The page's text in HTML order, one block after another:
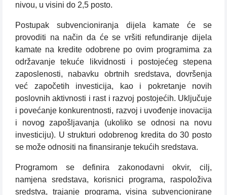
nivou, u visini do 2,5 posto.
Postupak subvencioniranja dijela kamate će se
provoditi na način da će se vršiti refundiranje dijela
kamate na kredite odobrene po ovim programima za
održavanje tekuće likvidnosti i postojećeg stepena
zaposlenosti, nabavku obrtnih sredstava, dovršenja
već započetih investicija, kao i pokretanje novih
poslovnih aktivnosti i rast i razvoj postojećih. Uključuje
i povećanje konkurentnosti, razvoj i uvođenje inovacija
i novog zapošljavanja (ukoliko se odnosi na novu
investiciju). U strukturi odobrenog kredita do 30 posto
se može odnositi na finansiranje tekućih sredstava.
Programom se definira zakonodavni okvir, cilj,
namjena sredstava, korisnici programa, raspoloživa
sredstva, trajanje programa, visina subvencionirane